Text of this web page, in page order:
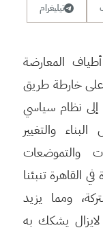
تيليغرام
المعارضة
على خارطة طريق
إلى نظام سياسي
والتغيير
والتموضعات
القاهرة تنبئنا
ومما يزيد
يشكك به